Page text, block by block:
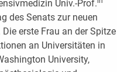
Univ.-Prof.
des Senats zur neuen
erste Frau an der Spitze
an Universitäten in
University,